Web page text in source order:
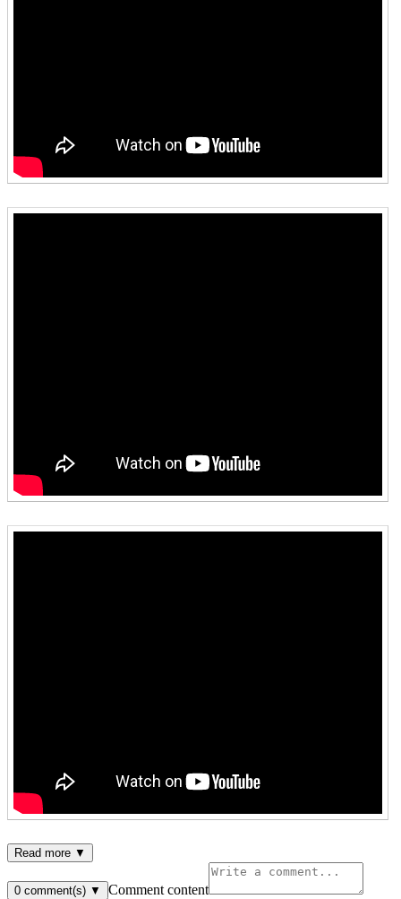
Read more ▼
0 comment(s) ▼ Comment content